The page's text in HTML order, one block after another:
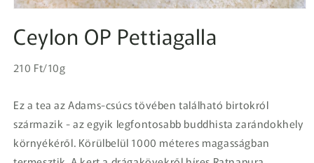
megnyitása
a
párbeszédpanelen
Ceylon OP Pettiagalla
Normál
Egységár
210 Ft/10g
Ez a tea az Adams-csúcs tövében található birtokról
származik - az egyik legfontosabb buddhista zarándokhely
környékéről. Körülbelül 1000 méteres magasságban